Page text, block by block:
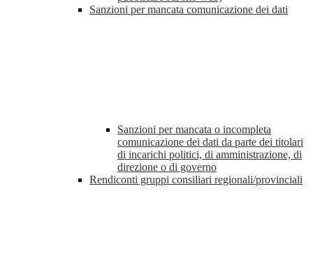
Sanzioni per mancata comunicazione dei dati
Sanzioni per mancata o incompleta
comunicazione dei dati da parte dei titolari
di incarichi politici, di amministrazione, di
direzione o di governo
Rendiconti gruppi consiliari regionali/provinciali